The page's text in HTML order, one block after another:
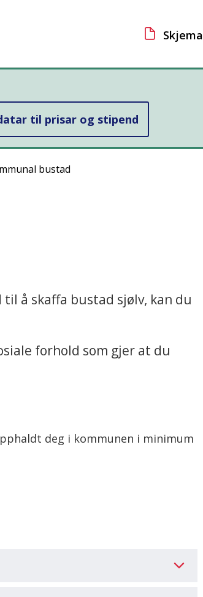
Skjema
til prisar og stipend
bustad
å skaffa bustad sjølv, kan du
forhold som gjer at du
deg i kommunen i minimum